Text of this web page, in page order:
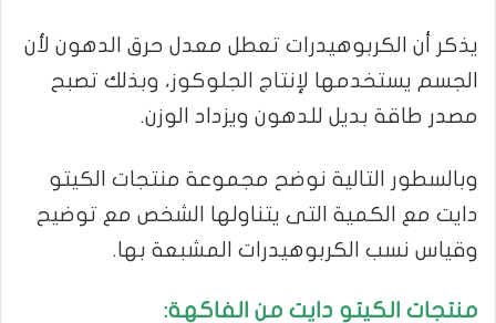
يذكر أن الكربوهيدرات تعطل معدل حرق الدهون لأن
الجسم يستخدمها لإنتاج الجلوكوز، وبذلك تصبح
مصدر طاقة بديل للدهون ويزداد الوزن.
وبالسطور التالية نوضح مجموعة منتجات الكيتو
دايت مع الكمية التى يتناولها الشخص مع توضيح
وقياس نسب الكربوهيدرات المشبعة بها.
منتجات الكيتو دايت من الفاكهة: